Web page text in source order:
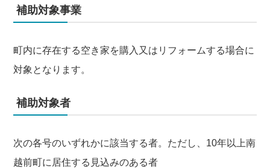
補助対象事業
町内に存在する空き家を購入又はリフォームする場合に
対象となります。
補助対象者
次の各号のいずれかに該当する者。ただし、10年以上南
越前町に居住する見込みのある者